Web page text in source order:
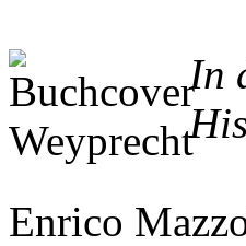
In
Enrico